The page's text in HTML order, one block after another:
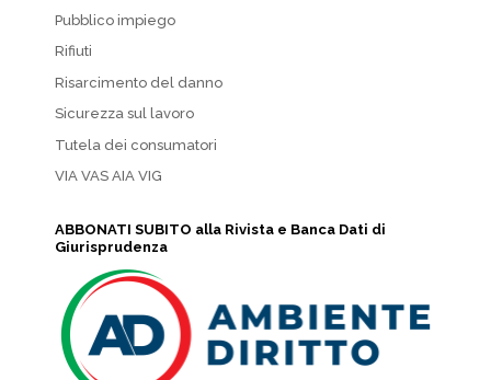
Pubblico impiego
Rifiuti
Risarcimento del danno
Sicurezza sul lavoro
Tutela dei consumatori
VIA VAS AIA VIG
ABBONATI SUBITO alla Rivista e Banca Dati di
Giurisprudenza